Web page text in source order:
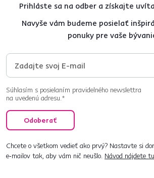
Prihláste sa na odber a získajte
Navyše vám budeme posielať
ponuky pre vaše
Súhlasím s posielaním pravidelného newslettra
na uvedenú adresu.*
Odoberať
Chcete o všetkom vedieť ako prvý? Nastavte si
e‑mailov tak, aby vám nič neušlo. Návod nájdete tu